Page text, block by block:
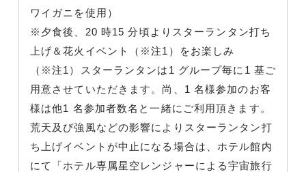
ワイガニを使用）
※夕食後、20 時15 分頃よりスターランタン打ち
上げ＆花火イベント（※注1）をお楽しみ
（※注1）スターランタンは1 グループ毎に1 基ご
用意させていただきます。尚、1 名様参加のお客
様は他1 名参加者数名と一緒にご利用頂きます。
荒天及び強風などの影響によりスターランタン打
ち上げイベントが中止になる場合は、ホテル館内
にて「ホテル専属星空レンジャーによる宇宙旅行